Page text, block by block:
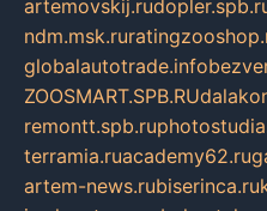
artemovskij.ru
ndm.msk.ru
globalautotrade.info
ZOOSMART.SPB.RU
remontt.spb.ru
terramia.ruacademy62.ru
artem-news.rubiserinca.ru